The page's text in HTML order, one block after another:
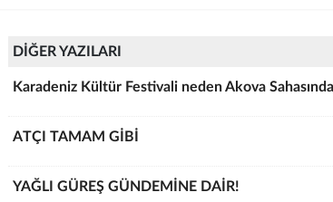
DİĞER YAZILARI
Karadeniz Kültür Festivali neden Akova Sahasında
ATÇI TAMAM GİBİ
YAĞLI GÜREŞ GÜNDEMİNE DAİR!